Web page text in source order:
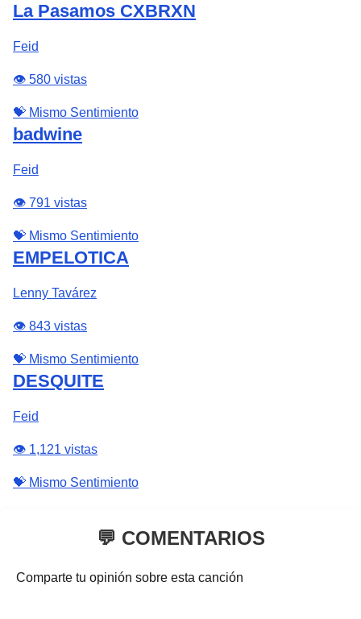
La Pasamos CXBRXN
Feid
👁️ 580 vistas
💝 Mismo Sentimiento
badwine
Feid
👁️ 791 vistas
💝 Mismo Sentimiento
EMPELOTICA
Lenny Tavárez
👁️ 843 vistas
💝 Mismo Sentimiento
DESQUITE
Feid
👁️ 1,121 vistas
💝 Mismo Sentimiento
💬 COMENTARIOS
Comparte tu opinión sobre esta canción